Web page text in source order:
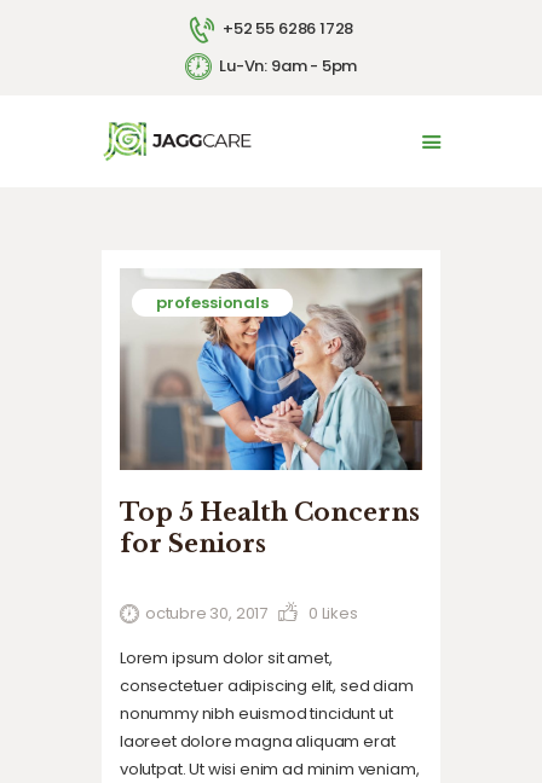
+52 55 6286 1728
Lu-Vn: 9am - 5pm
INICIO
CONTACTO
ENGLISH
professionals
Top 5 Health Concerns
for Seniors
octubre 30, 2017 0 Likes
Lorem ipsum dolor sit amet,
consectetuer adipiscing elit, sed diam
nonummy nibh euismod tincidunt ut
laoreet dolore magna aliquam erat
volutpat. Ut wisi enim ad minim veniam,